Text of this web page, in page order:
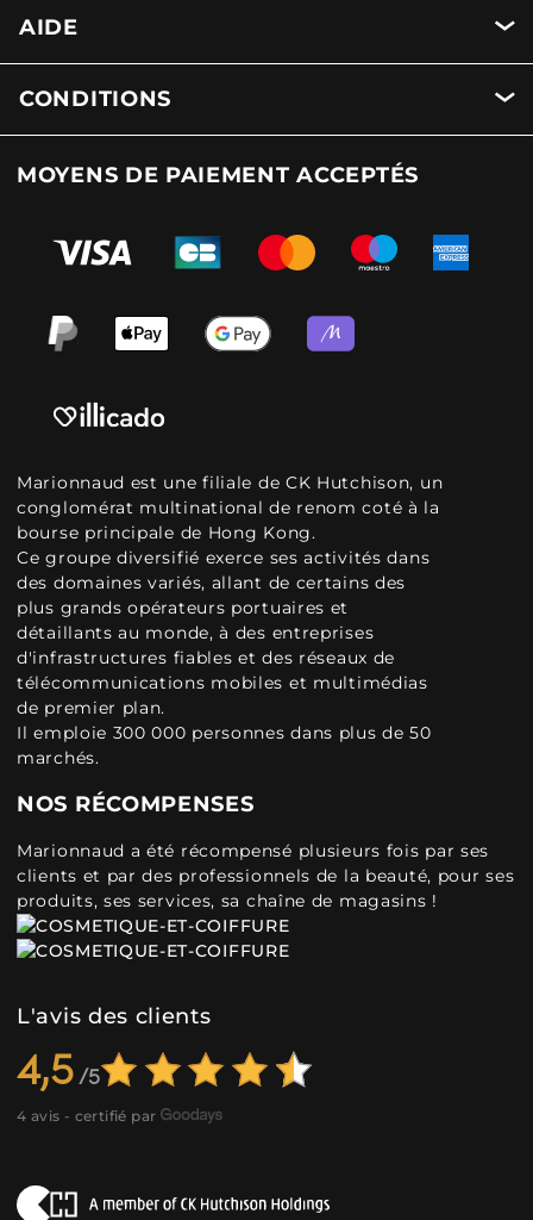
AIDE
CONDITIONS
MOYENS DE PAIEMENT ACCEPTÉS
Marionnaud est une filiale de CK Hutchison, un
conglomérat multinational de renom coté à la
bourse principale de Hong Kong.
Ce groupe diversifié exerce ses activités dans
des domaines variés, allant de certains des
plus grands opérateurs portuaires et
détaillants au monde, à des entreprises
d'infrastructures fiables et des réseaux de
télécommunications mobiles et multimédias
de premier plan.
Il emploie 300 000 personnes dans plus de 50
marchés.
NOS RÉCOMPENSES
Marionnaud a été récompensé plusieurs fois par ses
clients et par des professionnels de la beauté, pour ses
produits, ses services, sa chaîne de magasins !
L'avis des clients
4,5
4 avis - certifié par